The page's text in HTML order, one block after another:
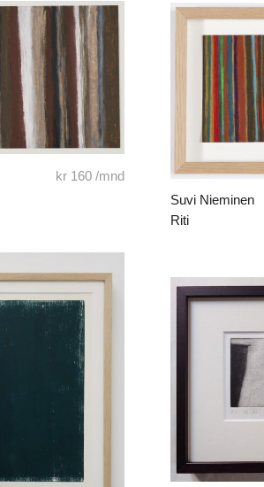
kr 160 /mnd
Suvi Nieminen
Riti